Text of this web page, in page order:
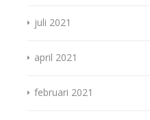
juli 2021
april 2021
februari 2021